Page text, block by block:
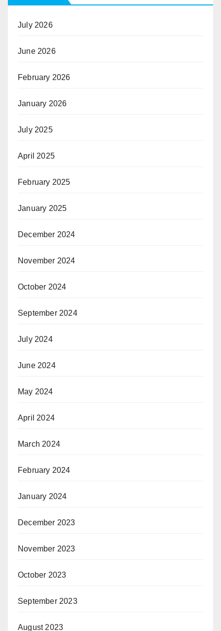
July 2026
June 2026
February 2026
January 2026
July 2025
April 2025
February 2025
January 2025
December 2024
November 2024
October 2024
September 2024
July 2024
June 2024
May 2024
April 2024
March 2024
February 2024
January 2024
December 2023
November 2023
October 2023
September 2023
August 2023